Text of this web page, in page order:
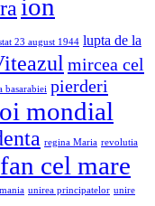
ion
23 august 1944 lupta de la
mircea cel
basarabiei pierderi
mondial
regina Maria revolutia
cel mare
unirea principatelor unire